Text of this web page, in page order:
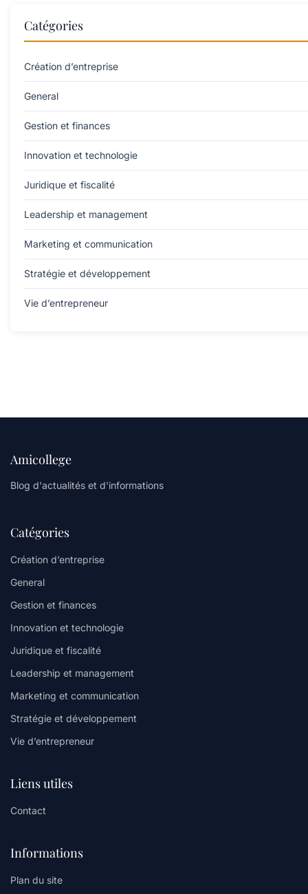
Catégories
Création d’entreprise
General
Gestion et finances
Innovation et technologie
Juridique et fiscalité
Leadership et management
Marketing et communication
Stratégie et développement
Vie d’entrepreneur
Amicollege
Blog d'actualités et d'informations
Catégories
Création d’entreprise
General
Gestion et finances
Innovation et technologie
Juridique et fiscalité
Leadership et management
Marketing et communication
Stratégie et développement
Vie d’entrepreneur
Liens utiles
Contact
Informations
Plan du site